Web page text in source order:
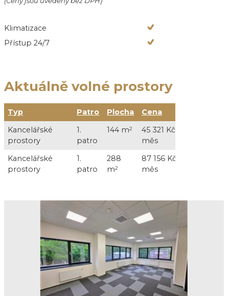
Klimatizace
Přístup 24/7
Aktuálně volné prostory
Typ Patro Plocha Cena
Kancelářské
prostory
1.
patro
144 m2
45 321 Kč /
měs
Kancelářské
prostory
1.
patro
288
m2
87 156 Kč /
měs